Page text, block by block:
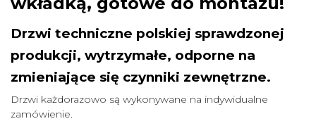
Drzwi techniczne polskiej sprawdzonej
produkcji, wytrzymałe, odporne na
zmieniające się czynniki zewnętrzne.
Drzwi każdorazowo są wykonywane na indywidualne
zamówienie.